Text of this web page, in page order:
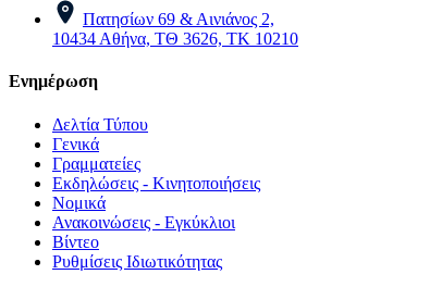
Πατησίων 69 & Αινιάνος 2,
10434 Αθήνα, ΤΘ 3626, ΤΚ 10210
Ενημέρωση
Δελτία Τύπου
Γενικά
Γραμματείες
Εκδηλώσεις - Κινητοποιήσεις
Νομικά
Ανακοινώσεις - Εγκύκλιοι
Βίντεο
Ρυθμίσεις Ιδιωτικότητας